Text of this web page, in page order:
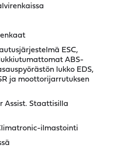
ESC,
ABS-
lukko EDS,
ja moottorijarrutuksen
Assist. Staattisilla
ilmastointi